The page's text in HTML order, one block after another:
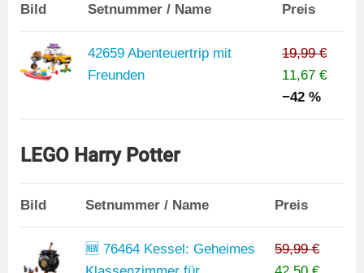
Bild Setnummer / Name Preis
42659 Abenteuertrip mit
Freunden
19,99 €
11,67 €
−42 %
LEGO Harry Potter
Bild Setnummer / Name Preis
🆕 76464 Kessel: Geheimes
59,99 €